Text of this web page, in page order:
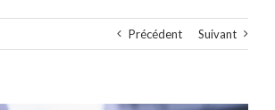
Précédent Suivant